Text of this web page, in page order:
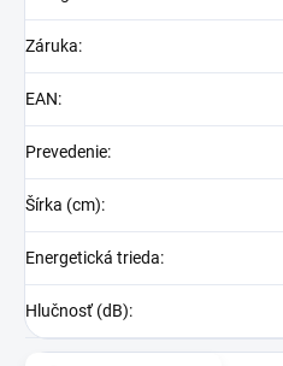
Záruka:
EAN:
Prevedenie:
Šírka (cm):
Energetická trieda:
Hlučnosť (dB):